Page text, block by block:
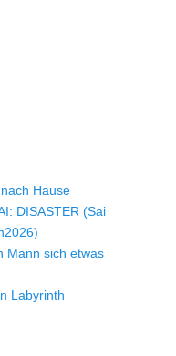
Hause
DISASTER (Sai
Mann sich etwas
Labyrinth